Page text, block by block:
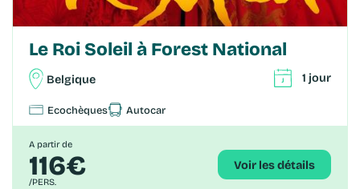
Le Roi Soleil à Forest National
Belgique 1 jour
Ecochèques Autocar
A partir de
116€
/PERS.
Voir les détails